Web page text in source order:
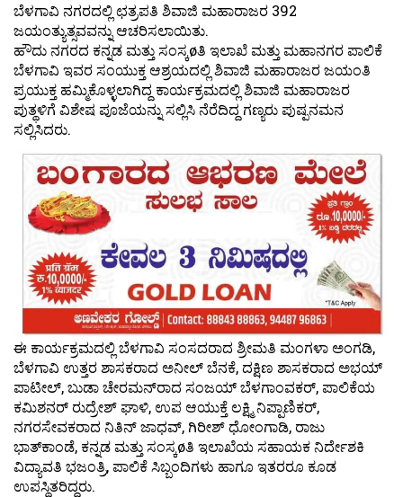
ಬೆಳಗಾವಿ ನಗರದಲ್ಲಿ ಛತ್ರಪತಿ ಶಿವಾಜಿ ಮಹಾರಾಜರ 392
ಜಯಂತ್ಯುತ್ಸವವನ್ನು ಆಚರಿಸಲಾಯಿತು.
ಹೌದು ನಗರದ ಕನ್ನಡ ಮತ್ತು ಸಂಸ್ಕøತಿ ಇಲಾಖೆ ಮತ್ತು ಮಹಾನಗರ ಪಾಲಿಕೆ
ಬೆಳಗಾವಿ ಇವರ ಸಂಯುಕ್ತ ಆಶ್ರಯದಲ್ಲಿ ಶಿವಾಜಿ ಮಹಾರಾಜರ ಜಯಂತಿ
ಪ್ರಯುಕ್ತ ಹಮ್ಮಿಕೊಳ್ಳಲಾಗಿದ್ದ ಕಾರ್ಯಕ್ರಮದಲ್ಲಿ ಶಿವಾಜಿ ಮಹಾರಾಜರ
ಪುತ್ಥಳಿಗೆ ವಿಶೇಷ ಪೂಜೆಯನ್ನು ಸಲ್ಲಿಸಿ ನೆರೆದಿದ್ದ ಗಣ್ಯರು ಪುಷ್ಪನಮನ
ಸಲ್ಲಿಸಿದರು.
ಈ ಕಾರ್ಯಕ್ರಮದಲ್ಲಿ ಬೆಳಗಾವಿ ಸಂಸದರಾದ ಶ್ರೀಮತಿ ಮಂಗಳಾ ಅಂಗಡಿ,
ಬೆಳಗಾವಿ ಉತ್ತರ ಶಾಸಕರಾದ ಅನೀಲ್ ಬೆನಕೆ, ದಕ್ಷಿಣ ಶಾಸಕರಾದ ಅಭಯ್
ಪಾಟೀಲ್, ಬುಡಾ ಚೇರಮನ್‍ರಾದ ಸಂಜಯ್ ಬೆಳಗಾಂವಕರ್, ಪಾಲಿಕೆಯ
ಕಮಿಶನರ್ ರುದ್ರೇಶ್ ಘಾಳಿ, ಉಪ ಆಯುಕ್ತೆ ಲಕ್ಷ್ಮಿ ನಿಪ್ಪಾಣಿಕರ್,
ನಗರಸೇವಕರಾದ ನಿತಿನ್ ಜಾಧವ್, ಗಿರೀಶ್ ಧೋಂಗಾಡಿ, ರಾಜು
ಭಾತ್‍ಕಾಂಡೆ, ಕನ್ನಡ ಮತ್ತು ಸಂಸ್ಕøತಿ ಇಲಾಖೆಯ ಸಹಾಯಕ ನಿರ್ದೇಶಕಿ
ವಿದ್ಯಾವತಿ ಭಜಂತ್ರಿ, ಪಾಲಿಕೆ ಸಿಬ್ಬಂದಿಗಳು ಹಾಗೂ ಇತರರೂ ಕೂಡ
ಉಪಸ್ಥಿತರಿದ್ದರು.